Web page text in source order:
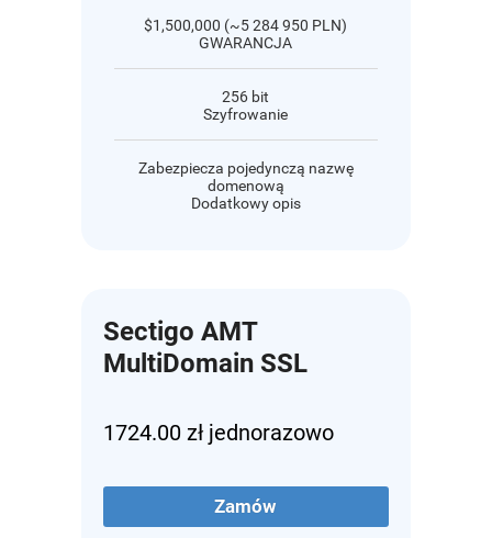
$1,500,000 (~5 284 950 PLN)
GWARANCJA
256 bit
Szyfrowanie
Zabezpiecza pojedynczą nazwę
domenową
Dodatkowy opis
Sectigo AMT
MultiDomain SSL
1724.00 zł jednorazowo
Zamów